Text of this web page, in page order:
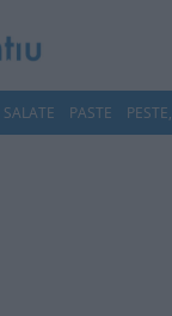
SALATE PASTE